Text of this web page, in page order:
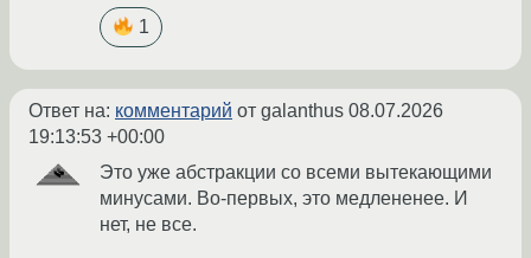
1
Ответ на: комментарий от galanthus 08.07.2026
19:13:53 +00:00
Это уже абстракции со всеми вытекающими
минусами. Во-первых, это медлененее. И
нет, не все.